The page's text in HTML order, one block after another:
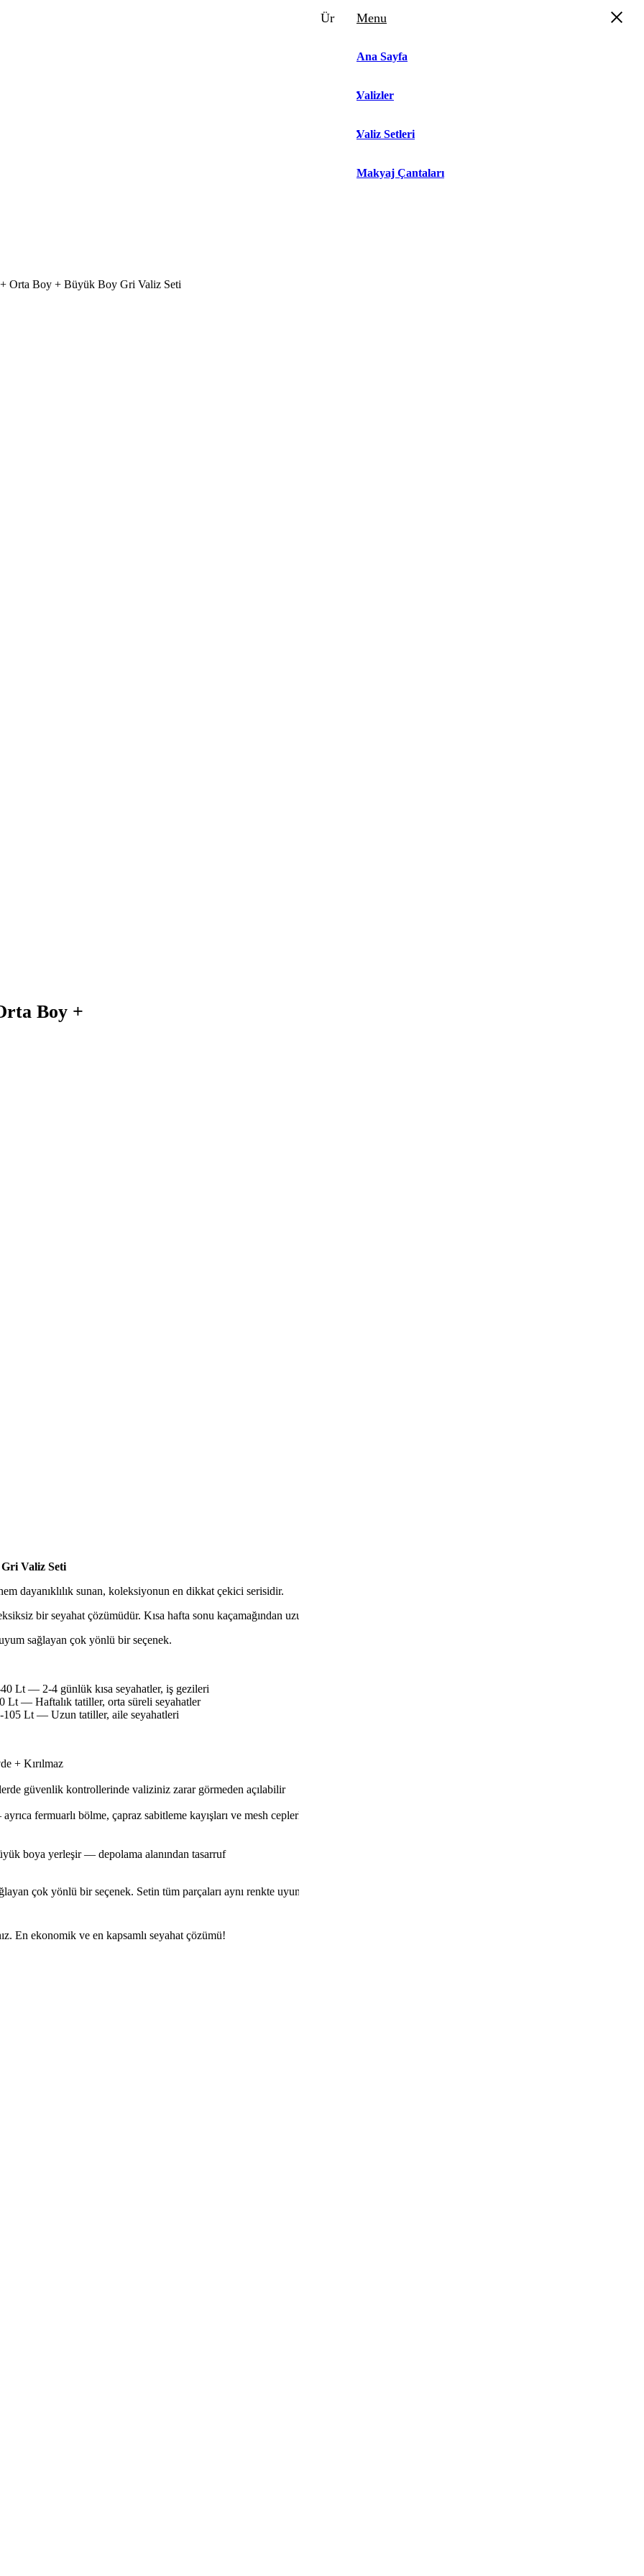
Orta Boy + Büyük Boy Gri Valiz Seti
Boy +
Valiz Seti
dayanıklılık sunan, koleksiyonun en dikkat çekici serisidir.
bir seyahat çözümüdür. Kısa hafta sonu kaçamağından uzun tatillere kadar her türlü seyahat senaryosuna hazırsınız.
sağlayan çok yönlü bir seçenek.
Lt — 2-4 günlük kısa seyahatler, iş gezileri
Lt — Haftalık tatiller, orta süreli seyahatler
Lt — Uzun tatiller, aile seyahatleri
+ Kırılmaz
güvenlik kontrollerinde valiziniz zarar görmeden açılabilir
fermuarlı bölme, çapraz sabitleme kayışları ve mesh ceplerle düzenli paketleme imkanı
boya yerleşir — depolama alanından tasarruf
çok yönlü bir seçenek. Setin tüm parçaları aynı renkte uyumlu olarak gelir.
En ekonomik ve en kapsamlı seyahat çözümü!
Ürün Sepeti
Menu
Ana Sayfa
Valizler
Valiz Setleri
Makyaj Çantaları